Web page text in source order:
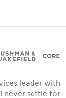
leader with
never settle for